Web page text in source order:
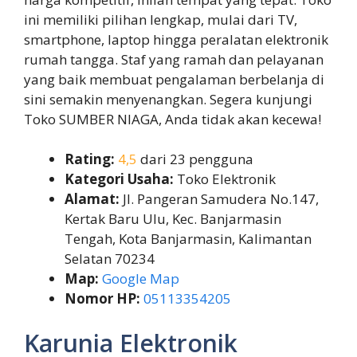
ini memiliki pilihan lengkap, mulai dari TV,
smartphone, laptop hingga peralatan elektronik
rumah tangga. Staf yang ramah dan pelayanan
yang baik membuat pengalaman berbelanja di
sini semakin menyenangkan. Segera kunjungi
Toko SUMBER NIAGA, Anda tidak akan kecewa!
Rating: 4,5 dari 23 pengguna
Kategori Usaha: Toko Elektronik
Alamat: Jl. Pangeran Samudera No.147,
Kertak Baru Ulu, Kec. Banjarmasin
Tengah, Kota Banjarmasin, Kalimantan
Selatan 70234
Map: Google Map
Nomor HP: 05113354205
Karunia Elektronik